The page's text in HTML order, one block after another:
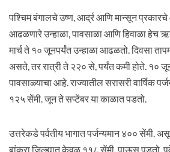
पश्चिम बंगालचे उष्ण, आर्द्र आणि मान्सून प्रकारचे
आढळणारे उन्हाळा, पावसाळा आणि हिवाळा हेच
मार्च ते १० जूनपर्यंत उन्हाळा आढळतो. दिवसा
असते, तर रात्री ते २२० से, पर्यंत कमी होते. १०
पावसाळ्याचा आहे. राज्यातील सरासरी वार्षिक
१२५ सेंमी. जून ते सप्टेंबर या काळात पडतो.
उत्तरेकडे पर्वतीय भागात पर्जन्यमान ४०० सेंमी.
बांकुरा जिल्ह्यात केवळ ११८ सेंमी. पाऊस पडतो.